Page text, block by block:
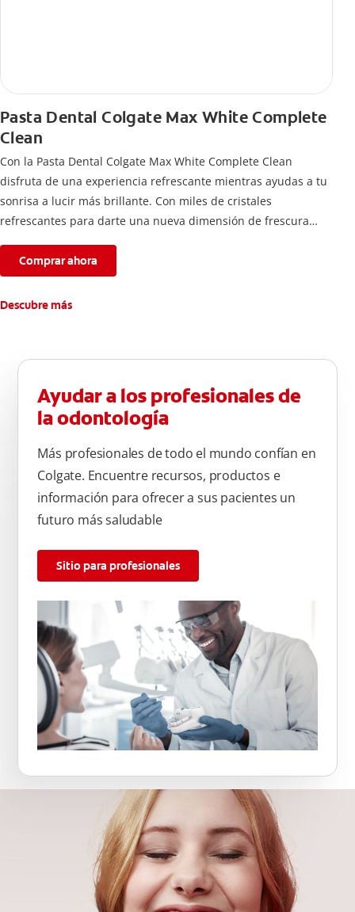
Pasta Dental Colgate Max White Complete
Clean
Con la Pasta Dental Colgate Max White Complete Clean
disfruta de una experiencia refrescante mientras ayudas a tu
sonrisa a lucir más brillante. Con miles de cristales
refrescantes para darte una nueva dimensión de frescura
Comprar ahora
Descubre más
Ayudar a los profesionales de
la odontología
Más profesionales de todo el mundo confían en
Colgate. Encuentre recursos, productos e
información para ofrecer a sus pacientes un
futuro más saludable
Sitio para profesionales